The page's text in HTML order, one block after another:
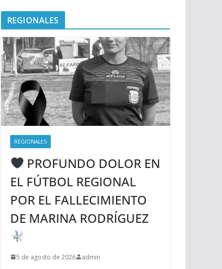
REGIONALES
REGIONALES
PROFUNDO DOLOR EN
EL FÚTBOL REGIONAL
POR EL FALLECIMIENTO
DE MARINA RODRÍGUEZ
5 de agosto de 2026 admin